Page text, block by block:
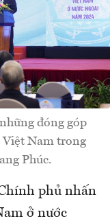
đóng góp
Việt Nam trong
Phúc.
phủ nhấn
ở nước